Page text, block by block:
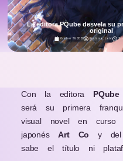
La editora PQube desvela su
original
October 29, 2020 Por Isaac León 5
Con la editora PQube
será su primera
visual novel en
japonésArt Co y del
sabe el título ni